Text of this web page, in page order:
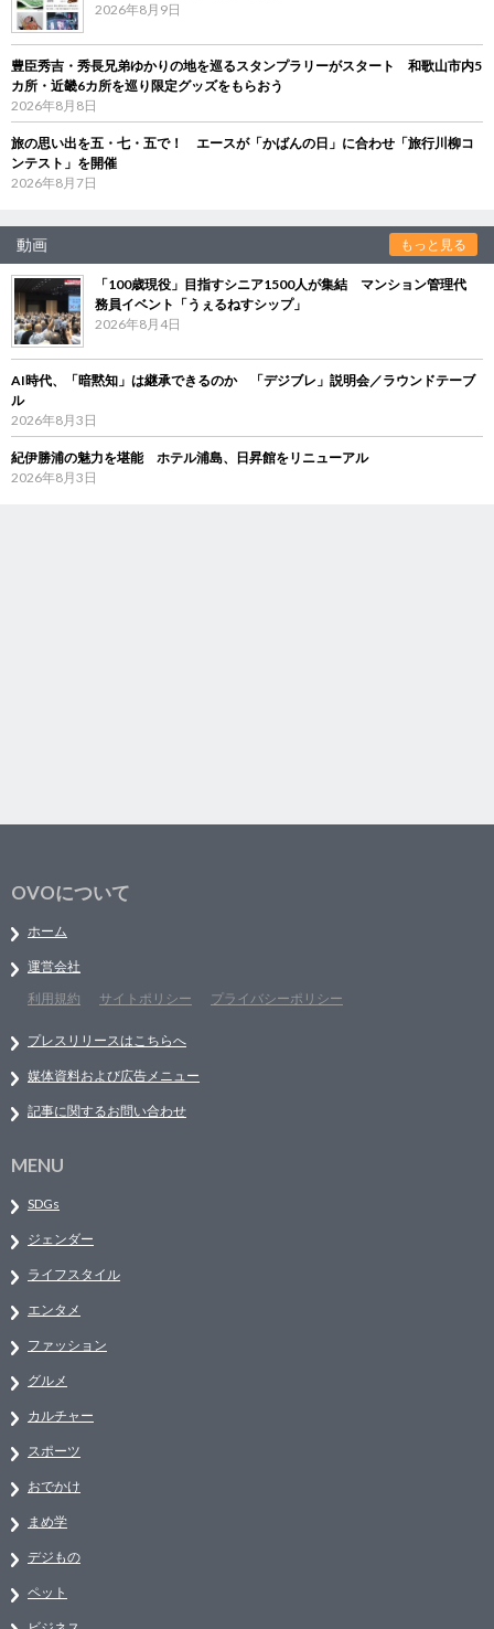
2026年8月9日
豊臣秀吉・秀長兄弟ゆかりの地を巡るスタンプラリーがスタート 和歌山市内5
カ所・近畿6カ所を巡り限定グッズをもらおう
2026年8月8日
旅の思い出を五・七・五で！ エースが「かばんの日」に合わせ「旅行川柳コ
ンテスト」を開催
2026年8月7日
動画 もっと見る
「100歳現役」目指すシニア1500人が集結 マンション管理代
務員イベント「うぇるねすシップ」
2026年8月4日
AI時代、「暗黙知」は継承できるのか 「デジブレ」説明会／ラウンドテーブ
ル
2026年8月3日
紀伊勝浦の魅力を堪能 ホテル浦島、日昇館をリニューアル
2026年8月3日
OVOについて
ホーム
運営会社
利用規約
サイトポリシー プライバシーポリシー
プレスリリースはこちらへ
媒体資料および広告メニュー
記事に関するお問い合わせ
MENU
SDGs
ジェンダー
ライフスタイル
エンタメ
ファッション
グルメ
カルチャー
スポーツ
おでかけ
まめ学
デジもの
ペット